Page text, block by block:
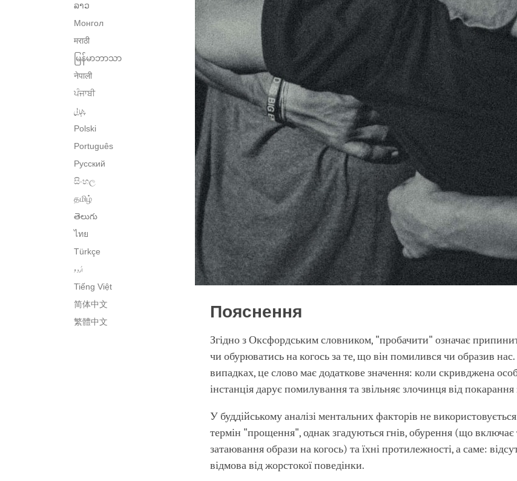
ລາວ
Монгол
मराठी
မြန်မာဘာသာ
नेपाली
ਪੰਜਾਬੀ
پنجابی
Polski
Português
Русский
සිංහල
தமிழ்
తెలుగు
ไทย
Türkçe
اُردو
Tiếng Việt
简体中文
繁體中文
Пояснення
Згідно з Оксфордським словником, "пробачити" означає
чи обурюватись на когось за те, що він помилився чи образив
випадках, це слово має додаткове значення: коли скривджена
інстанція дарує помилування та звільняє злочинця від
У буддійському аналізі ментальних факторів не
термін "прощення", однак згадуються гнів, обурення (що включає
затаювання образи на когось) та їхні протилежності, а саме:
відмова від жорстокої поведінки.